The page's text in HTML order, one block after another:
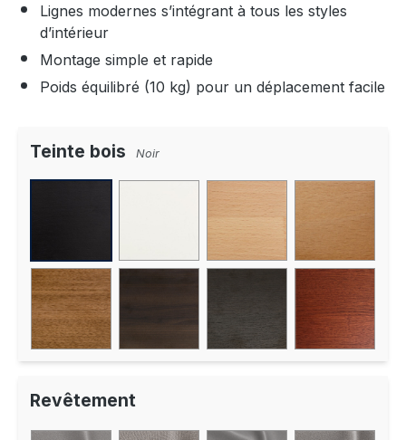
Lignes modernes s’intégrant à tous les styles
d’intérieur
Montage simple et rapide
Poids équilibré (10 kg) pour un déplacement facile
Teinte bois Noir
Revêtement